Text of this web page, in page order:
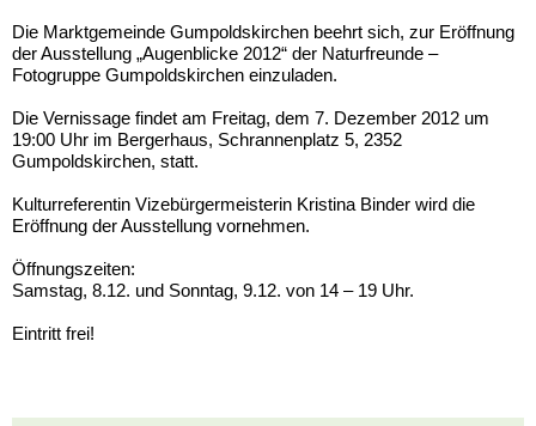
Die Marktgemeinde Gumpoldskirchen beehrt sich, zur Eröffnung
der Ausstellung „Augenblicke 2012“ der Naturfreunde –
Fotogruppe Gumpoldskirchen einzuladen.
Die Vernissage findet am Freitag, dem 7. Dezember 2012 um
19:00 Uhr im Bergerhaus, Schrannenplatz 5, 2352
Gumpoldskirchen, statt.
Kulturreferentin Vizebürgermeisterin Kristina Binder wird die
Eröffnung der Ausstellung vornehmen.
Öffnungszeiten:
Samstag, 8.12. und Sonntag, 9.12. von 14 – 19 Uhr.
Eintritt frei!